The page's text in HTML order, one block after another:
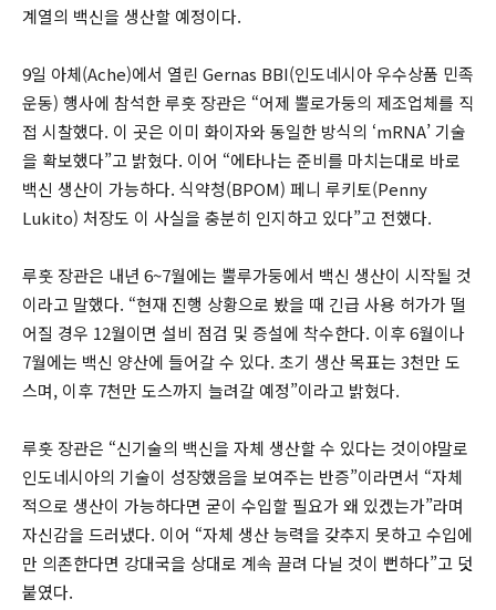
계열의 백신을 생산할 예정이다.
9일 아체(Ache)에서 열린 Gernas BBI(인도네시아 우수상품 민족
운동) 행사에 참석한 루훗 장관은 “어제 뿔로가둥의 제조업체를 직
접 시찰했다. 이 곳은 이미 화이자와 동일한 방식의 ‘mRNA’ 기술
을 확보했다”고 밝혔다. 이어 “에타나는 준비를 마치는대로 바로
백신 생산이 가능하다. 식약청(BPOM) 페니 루키토(Penny
Lukito) 처장도 이 사실을 충분히 인지하고 있다”고 전했다.
루훗 장관은 내년 6~7월에는 뿔루가둥에서 백신 생산이 시작될 것
이라고 말했다. “현재 진행 상황으로 봤을 때 긴급 사용 허가가 떨
어질 경우 12월이면 설비 점검 및 증설에 착수한다. 이후 6월이나
7월에는 백신 양산에 들어갈 수 있다. 초기 생산 목표는 3천만 도
스며, 이후 7천만 도스까지 늘려갈 예정”이라고 밝혔다.
루훗 장관은 “신기술의 백신을 자체 생산할 수 있다는 것이야말로
인도네시아의 기술이 성장했음을 보여주는 반증”이라면서 “자체
적으로 생산이 가능하다면 굳이 수입할 필요가 왜 있겠는가”라며
자신감을 드러냈다. 이어 “자체 생산 능력을 갖추지 못하고 수입에
만 의존한다면 강대국을 상대로 계속 끌려 다닐 것이 뻔하다”고 덧
붙였다.